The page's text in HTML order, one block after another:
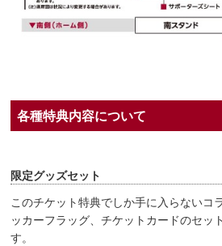
各種特典内容について
限定グッズセット
このチケット特典でしか手に入らないコ
ッカーフラッグ、チケットカードのセッ
す。